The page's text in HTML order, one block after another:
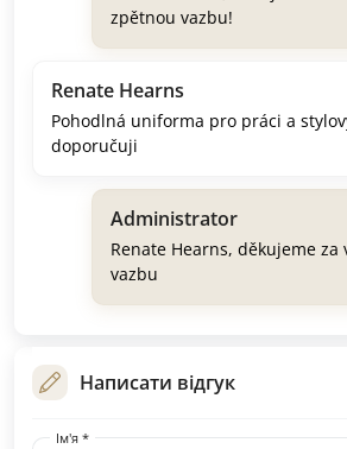
zpětnou vazbu!
Renate Hearns
Pohodlná uniforma pro práci a
doporučuji
Administrator
Renate Hearns, děkujeme za
vazbu
Написати відгук
Ім'я *